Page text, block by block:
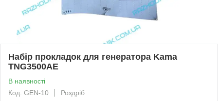
Набір прокладок для генератора Kama
TNG3500AЕ
В наявності
Код: GEN-10
Роздріб